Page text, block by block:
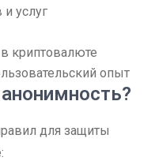
услуг
криптовалюте
опыт
для защиты